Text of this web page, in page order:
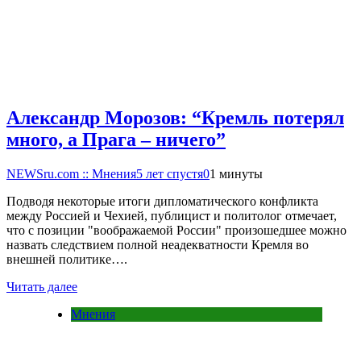
Александр Морозов: “Кремль потерял
много, а Прага – ничего”
NEWSru.com :: Мнения5 лет спустя01 минуты
Подводя некоторые итоги дипломатического конфликта
между Россией и Чехией, публицист и политолог отмечает,
что с позиции "воображаемой России" произошедшее можно
назвать следствием полной неадекватности Кремля во
внешней политике….
Читать далее
Мнения